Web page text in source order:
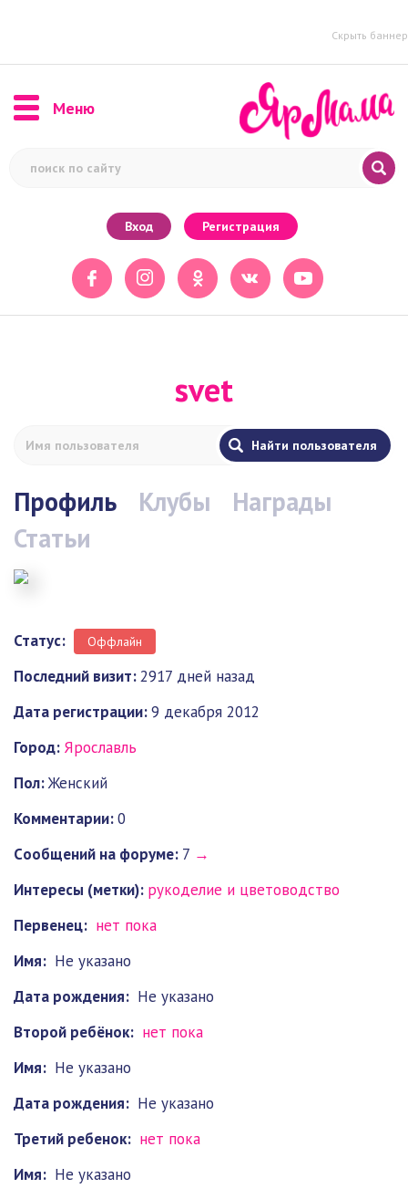
Скрыть баннер
Меню
Вход Регистрация
svet
Профиль Клубы
Награды
Статьи
Статус: Оффлайн
Последний визит:2917 дней назад
Дата регистрации:9 декабря 2012
Город: Ярославль
Пол:Женский
Комментарии:0
Cообщений на форуме: 7 →
Интересы (метки): рукоделие и цветоводство
Первенец: нет пока
Имя: Не указано
Дата рождения: Не указано
Второй ребёнок: нет пока
Имя: Не указано
Дата рождения: Не указано
Третий ребенок: нет пока
Имя: Не указано